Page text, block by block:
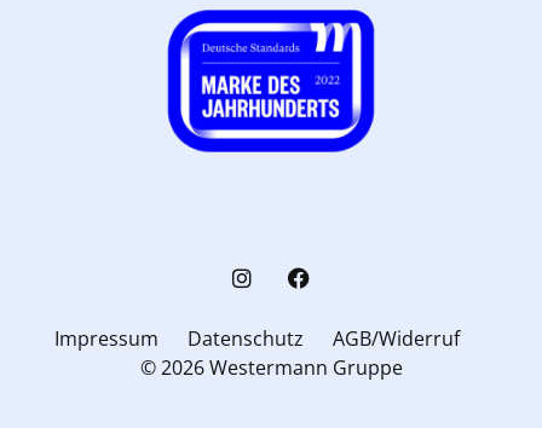
Impressum Datenschutz
AGB/Widerruf
© 2026 Westermann Gruppe